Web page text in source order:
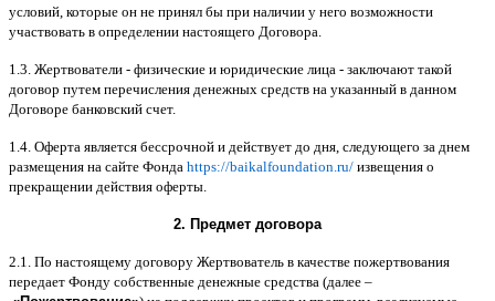
условий которые он не принял бы при наличии у него возможности
участвовать в определении настоящего Договора
1.3. Жертвователи - физические и юридические лица - заключают такой
договор путем перечисления денежных средств на указанный в данном
Договоре банковский счет.
1.4. Оферта является бессрочной и действует до дня следующего за днем
размещения на сайте Фонда https://baikalfoundation.ru/ извещения о
прекращении действия оферты
2. Предмет договора
2.1. По настоящему договору Жертвователь в качестве пожертвования
передает Фонду собственные денежные средства (далее –